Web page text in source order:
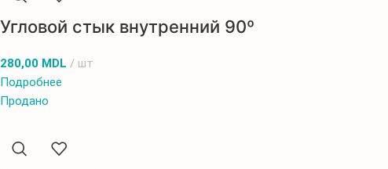
Угловой стык внутренний 90º
280,00 MDL
шт
Подробнее
Продано